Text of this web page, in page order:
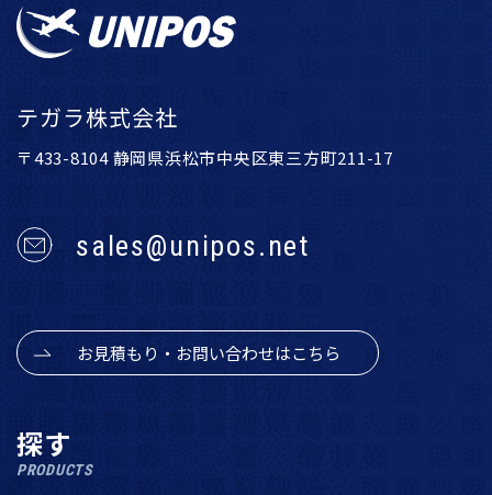
テガラ株式会社
〒433-8104 静岡県浜松市中央区東三方町211-17
sales@unipos.net
お見積もり・お問い合わせはこちら
探す
PRODUCTS